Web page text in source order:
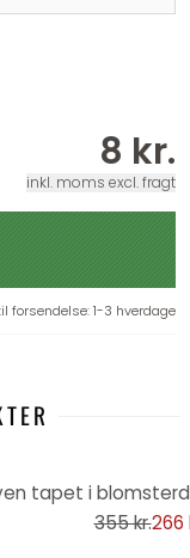
8 kr.
inkl. moms excl. fragt
forsendelse: 1-3 hverdage
355 kr.266